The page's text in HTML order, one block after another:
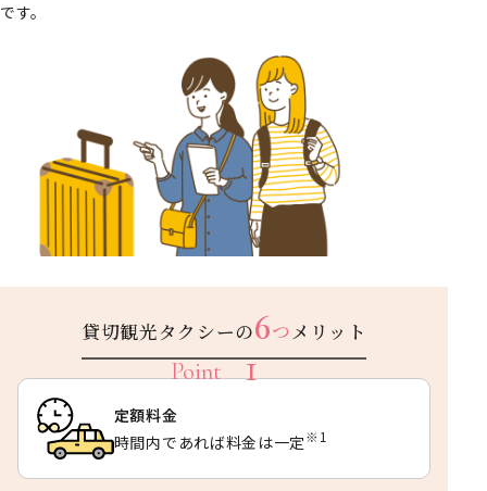
です。
貸切観光タクシーの6つ メリット
定額料金
時間内であれば料金は一定※1